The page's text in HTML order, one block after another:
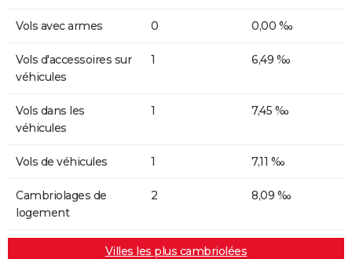
Vols avec armes 0 0,00 ‰
Vols d'accessoires sur
véhicules
1 6,49 ‰
Vols dans les
véhicules
1 7,45 ‰
Vols de véhicules 1 7,11 ‰
Cambriolages de
logement
2 8,09 ‰
Villes les plus cambriolées